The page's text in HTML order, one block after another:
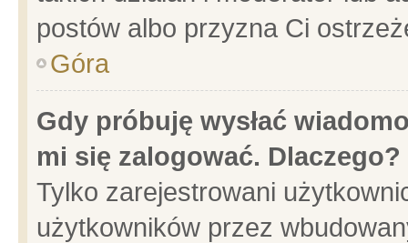
postów albo przyzna Ci
Góra
Gdy próbuję wysłać
mi się zalogować. Dlaczego?
Tylko zarejestrowani
użytkowników przez